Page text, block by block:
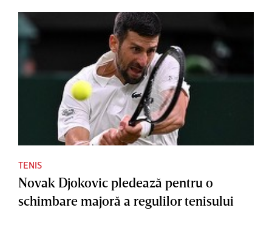
TENIS
Novak Djokovic pledează pentru o
schimbare majoră a regulilor tenisului